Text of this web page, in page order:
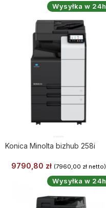
Wysyłka w 24h
Konica Minolta bizhub 258i
9790,80 zł (7960,00 zł netto)
Wysyłka w 24h